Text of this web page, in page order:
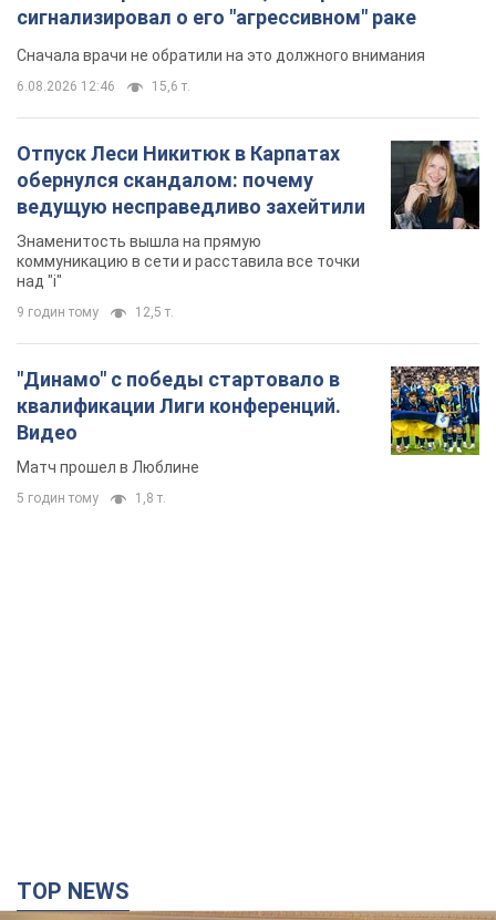
Знаменитость вышла на прямую
над "i"
9 годин тому 12,5 т.
"Динамо" с победы стартовало в
квалификации Лиги конференций.
Видео
Матч прошел в Люблине
5 годин тому